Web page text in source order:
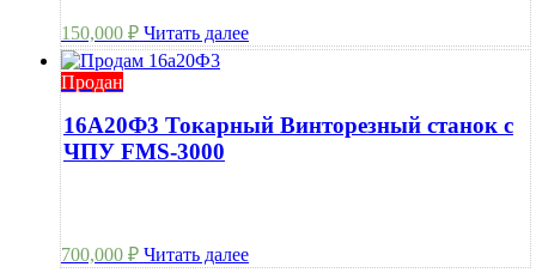
150,000 ₽ Читать далее
Продан
16А20Ф3 Токарный Винторезный станок с
ЧПУ FMS-3000
700,000 ₽ Читать далее